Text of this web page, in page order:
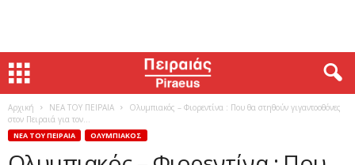
Αρχική ΝΕΑ ΤΟΥ ΠΕΙΡΑΙΑ
Ολυμπιακός – Φιορεντίνα : Που θα στηθούν γιγαντοοθόνες
στον Πειραιά για τον...
ΝΕΑ ΤΟΥ ΠΕΙΡΑΙΑ ΟΛΥΜΠΙΑΚΟΣ